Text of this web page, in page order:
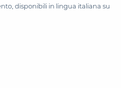
disponibili in lingua italiana su